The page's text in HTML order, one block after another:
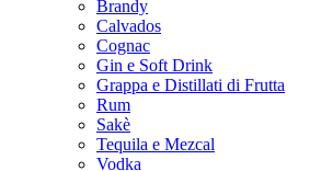
Brandy
Calvados
Cognac
Gin e Soft Drink
Grappa e Distillati di Frutta
Rum
Sakè
Tequila e Mezcal
Vodka